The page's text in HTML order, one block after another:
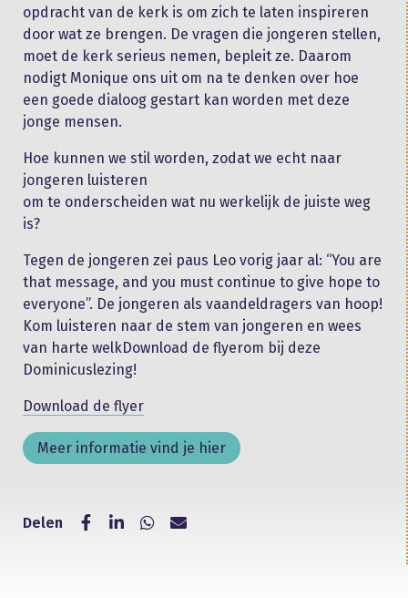
opdracht van de kerk is om zich te laten inspireren
door wat ze brengen. De vragen die jongeren stellen,
moet de kerk serieus nemen, bepleit ze. Daarom
nodigt Monique ons uit om na te denken over hoe
een goede dialoog gestart kan worden met deze
jonge mensen.
Hoe kunnen we stil worden, zodat we echt naar
jongeren luisteren
om te onderscheiden wat nu werkelijk de juiste weg
is?
Tegen de jongeren zei paus Leo vorig jaar al: “You are
that message, and you must continue to give hope to
everyone”. De jongeren als vaandeldragers van hoop!
Kom luisteren naar de stem van jongeren en wees
van harte welkDownload de flyerom bij deze
Dominicuslezing!
Download de flyer
Meer informatie vind je hier
Delen